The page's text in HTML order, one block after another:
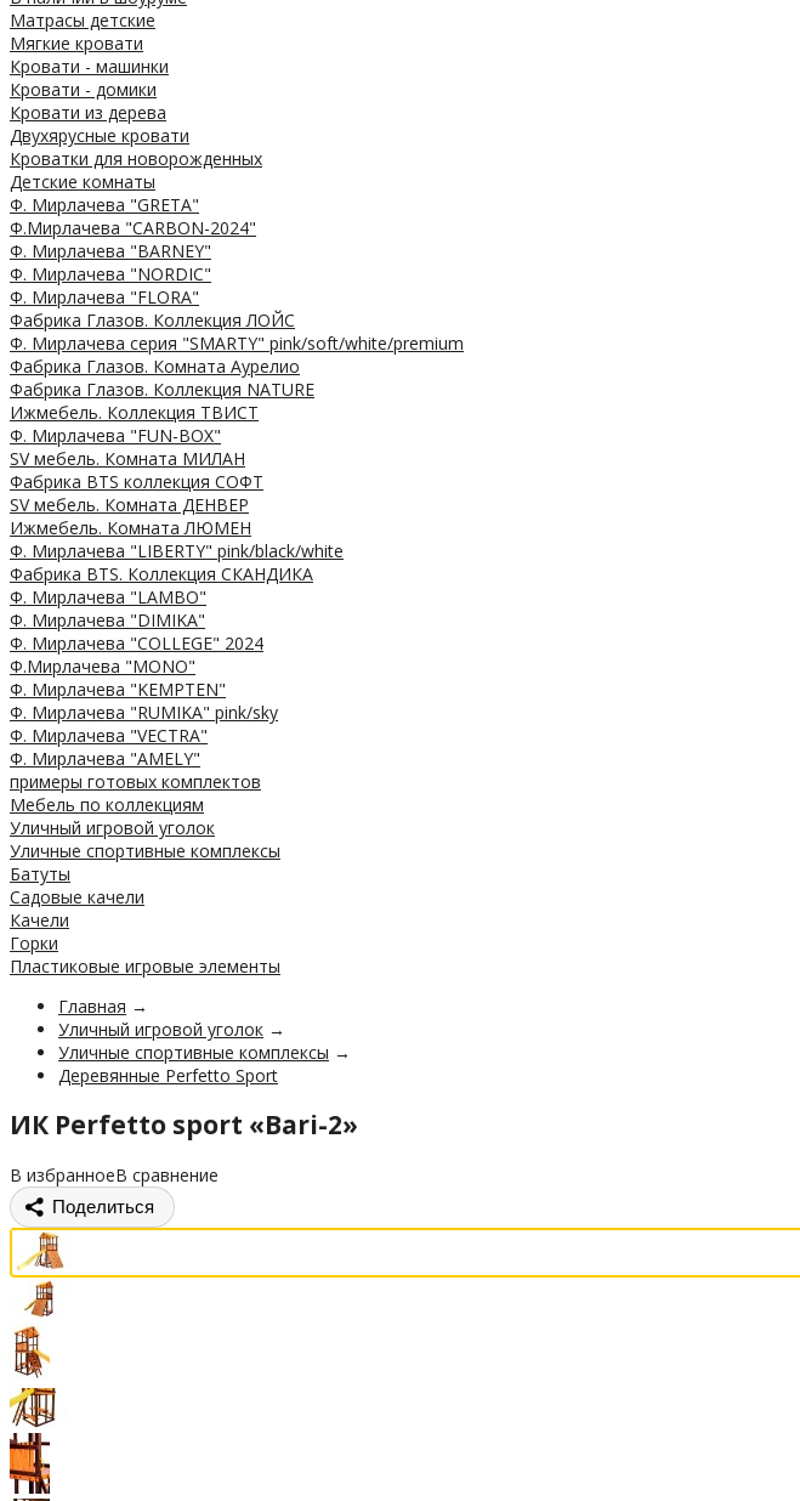
Матрасы детские
Мягкие кровати
Кровати - машинки
Кровати - домики
Кровати из дерева
Двухярусные кровати
Кроватки для новорожденных
Детские комнаты
Ф. Мирлачева "GRETA"
Ф.Мирлачева "CARBON-2024"
Ф. Мирлачева "BARNEY"
Ф. Мирлачева "NORDIC"
Ф. Мирлачева "FLORA"
Фабрика Глазов. Коллекция ЛОЙС
Ф. Мирлачева серия "SMARTY" pink/soft/white/premium
Фабрика Глазов. Комната Аурелио
Фабрика Глазов. Коллекция NATURE
Ижмебель. Коллекция ТВИСТ
Ф. Мирлачева "FUN-BOX"
SV мебель. Комната МИЛАН
Фабрика BTS коллекция СОФТ
SV мебель. Комната ДЕНВЕР
Ижмебель. Комната ЛЮМЕН
Ф. Мирлачева "LIBERTY" pink/black/white
Фабрика BTS. Коллекция СКАНДИКА
Ф. Мирлачева "LAMBO"
Ф. Мирлачева "DIMIKA"
Ф. Мирлачева "COLLEGE" 2024
Ф.Мирлачева "MONO"
Ф. Мирлачева "KEMPTEN"
Ф. Мирлачева "RUMIKA" pink/sky
Ф. Мирлачева "VECTRA"
Ф. Мирлачева "AMELY"
примеры готовых комплектов
Мебель по коллекциям
Уличный игровой уголок
Уличные спортивные комплексы
Батуты
Садовые качели
Качели
Горки
Пластиковые игровые элементы
Главная →
Уличный игровой уголок →
Уличные спортивные комплексы →
Деревянные Perfetto Sport
ИК Perfetto sport «Bari-2»
В избранноеВ сравнение
Поделиться